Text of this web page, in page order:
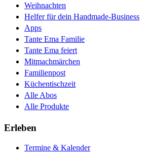
Weihnachten
Helfer für dein Handmade-Business
Apps
Tante Ema Familie
Tante Ema feiert
Mitmachmärchen
Familienpost
Küchentischzeit
Alle Abos
Alle Produkte
Erleben
Termine & Kalender